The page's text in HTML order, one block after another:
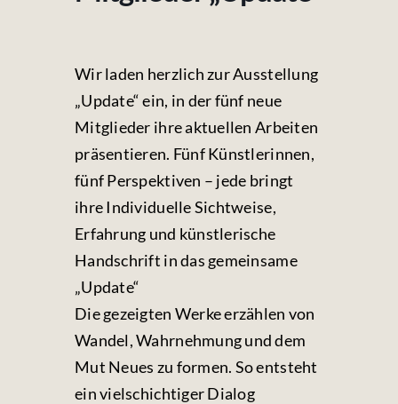
Wir laden herzlich zur Ausstellung
„Update“ ein, in der fünf neue
Mitglieder ihre aktuellen Arbeiten
präsentieren. Fünf Künstlerinnen,
fünf Perspektiven – jede bringt
ihre Individuelle Sichtweise,
Erfahrung und künstlerische
Handschrift in das gemeinsame
„Update“
Die gezeigten Werke erzählen von
Wandel, Wahrnehmung und dem
Mut Neues zu formen. So entsteht
ein vielschichtiger Dialog